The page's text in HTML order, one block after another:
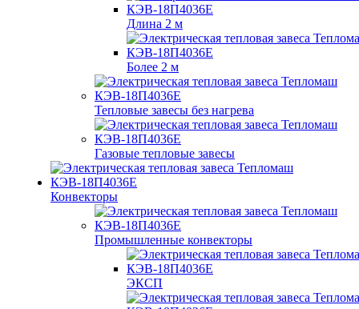
Длина 2 м
Более 2 м
Тепловые завесы без нагрева
Газовые тепловые завесы
Конвекторы
Промышленные конвекторы
ЭКСП